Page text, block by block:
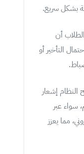
بشكل سريع.
أن
التأخير أو
النظام إشعار
سواء عبر
مما يعزز